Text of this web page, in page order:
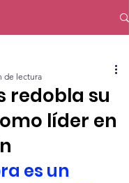
redobla su
líder en
de lectura
es un